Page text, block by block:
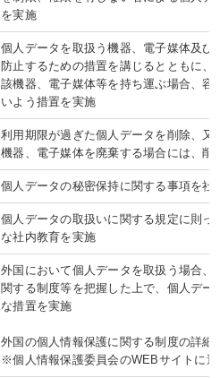
を実施
個人データを取扱う機器、電子媒体及び
防止するための措置を講じるとともに
該機器、電子媒体等を持ち運ぶ場合、容
いよう措置を実施
利用期限が過ぎた個人データを削除、又
機器、電子媒体を廃棄する場合には、削
個人データの秘密保持に関する事項を社
個人データの取扱いに関する規定に則っ
な社内教育を実施
外国において個人データを取扱う場合、
関する制度等を把握した上で、個人デ
な措置を実施
外国の個人情報保護に関する制度の詳細
※個人情報保護委員会のWEBサイトに